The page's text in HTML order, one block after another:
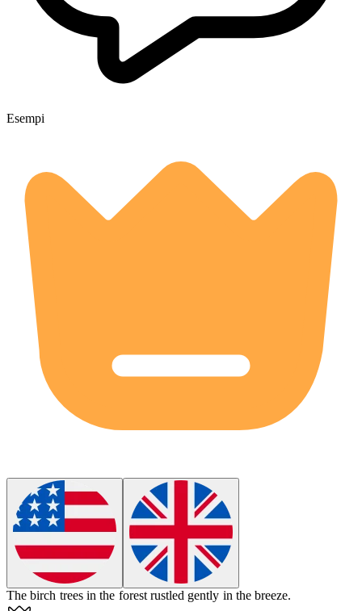
Esempi
Thebirch trees in the forest rustled gently in the breeze.